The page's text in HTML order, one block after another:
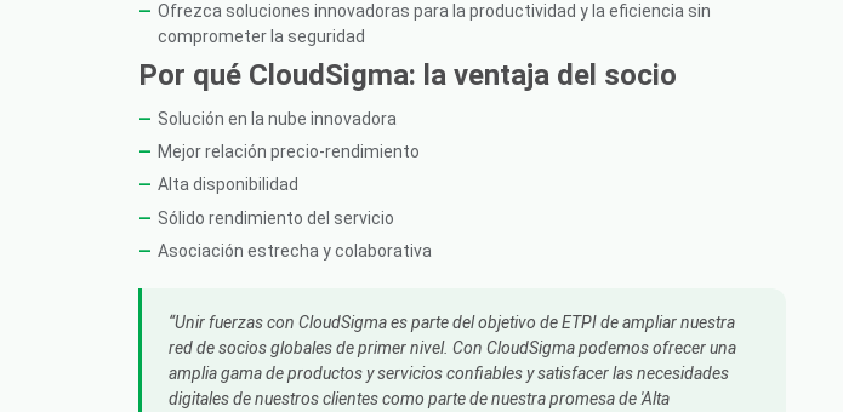
Ofrezca soluciones innovadoras para la productividad y la eficiencia sin
comprometer la seguridad
Por qué CloudSigma: la ventaja del socio
Solución en la nube innovadora
Mejor relación precio-rendimiento
Alta disponibilidad
Sólido rendimiento del servicio
Asociación estrecha y colaborativa
Unir fuerzas con CloudSigma es parte del objetivo de ETPI de ampliar nuestra
red de socios globales de primer nivel. Con CloudSigma podemos ofrecer una
amplia gama de productos y servicios confiables y satisfacer las necesidades
digitales de nuestros clientes como parte de nuestra promesa de 'Alta